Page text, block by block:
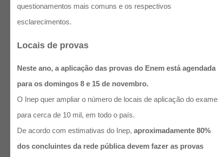
questionamentos mais comuns e os respectivos
esclarecimentos.
Locais de provas
Neste ano, a aplicação das provas do Enem está agendada
para os domingos 8 e 15 de novembro.
O Inep quer ampliar o número de locais de aplicação do exame
para cerca de 10 mil, em todo o país.
De acordo com estimativas do Inep,aproximadamente 80%
dos concluintes da rede pública devem fazer as provas